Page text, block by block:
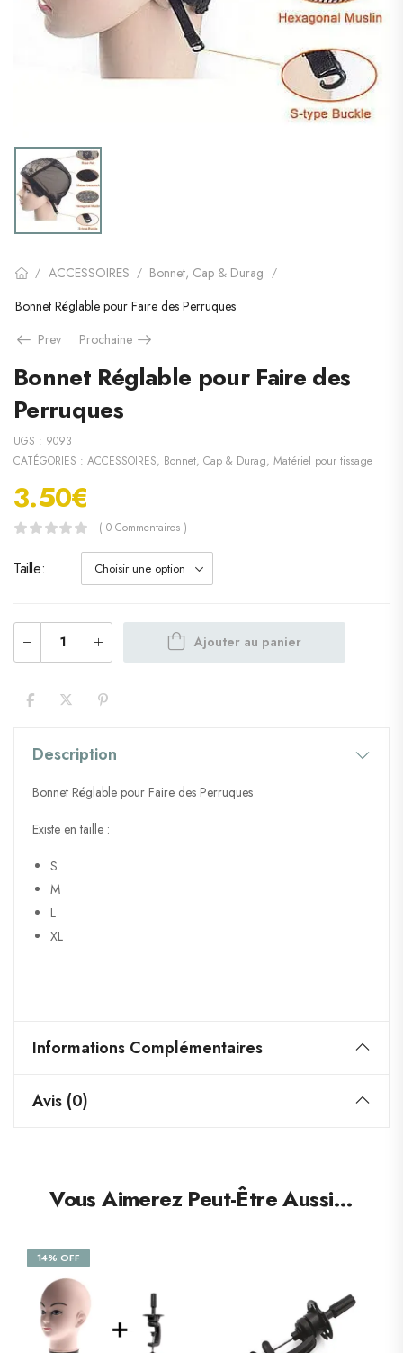
/ ACCESSOIRES / Bonnet, Cap & Durag /
Bonnet Réglable pour Faire des Perruques
Prev
Prochaine
Bonnet Réglable pour Faire des
Perruques
UGS : 9093
CATÉGORIES : ACCESSOIRES, Bonnet, Cap & Durag, Matériel pour tissage
3.50€
( 0 Commentaires )
Taille
Ajouter au panier
Description
Bonnet Réglable pour Faire des Perruques
Existe en taille :
S
M
L
XL
Informations Complémentaires
Avis (0)
Vous Aimerez Peut-Être Aussi…
14% OFF